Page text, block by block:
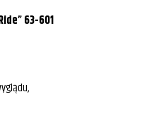
63-601